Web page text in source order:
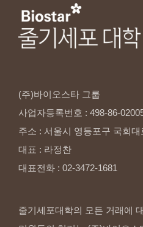
(주)바이오스타 그룹
사업자등록번호 : 498-86-
주소 : 서울시 영등포구 국회대
대표 : 라정찬
대표전화 : 02-3472-1681
줄기세포대학의 모든 거래에